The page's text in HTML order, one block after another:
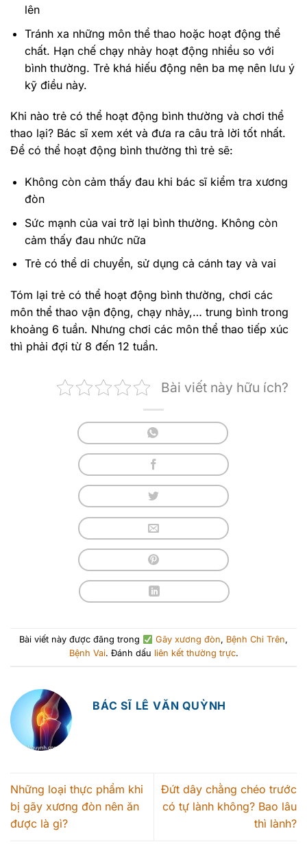
lên
Tránh xa những môn thể thao hoặc hoạt động thể
chất. Hạn chế chạy nhảy hoạt động nhiều so với
bình thường. Trẻ khá hiếu động nên ba mẹ nên lưu ý
kỹ điều này.
Khi nào trẻ có thể hoạt động bình thường và chơi thể
thao lại? Bác sĩ xem xét và đưa ra câu trả lời tốt nhất.
Để có thể hoạt động bình thường thì trẻ sẽ:
Không còn cảm thấy đau khi bác sĩ kiểm tra xương
đòn
Sức mạnh của vai trở lại bình thường. Không còn
cảm thấy đau nhức nữa
Trẻ có thể di chuyển, sử dụng cả cánh tay và vai
Tóm lại trẻ có thể hoạt động bình thường, chơi các
môn thể thao vận động, chạy nhảy,… trung bình trong
khoảng 6 tuần. Nhưng chơi các môn thể thao tiếp xúc
thì phải đợi từ 8 đến 12 tuần.
Bài viết này hữu ích?
Bài viết này được đăng trong Gãy xương đòn, Bệnh Chi Trên,
Bệnh Vai. Đánh dấu liên kết thường trực.
BÁC SĨ LÊ VĂN QUỲNH
Những loại thực phẩm khi
bị gãy xương đòn nên ăn
được là gì?
Đứt dây chằng chéo trước
có tự lành không? Bao lâu
thì lành?